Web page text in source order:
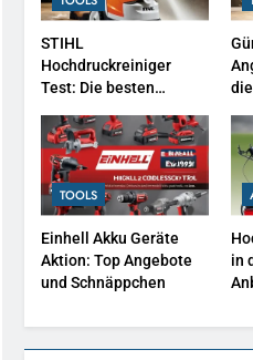
So
eigenen
2
Top
Deals
ALLGEMEIN
3
STIHL
Test:
im
TOOLS
STIHL
Hochdruckreiniger
Test: Die besten
TOOLS
Einhell Akku Geräte
Aktion: Top Angebote
und Schnäppchen
in